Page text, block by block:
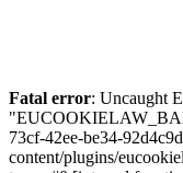
Fatal error: Uncaught
73cf-42ee-be34-
content/plugins/